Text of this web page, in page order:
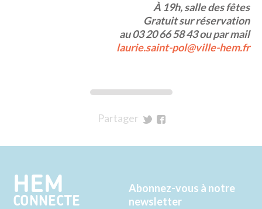
À 19h, salle des fêtes
Gratuit sur réservation
au 03 20 66 58 43 ou par mail
laurie.saint-pol@ville-hem.fr
Partager
Twitter
Facebook
HEM
CONNECTE
Abonnez-vous à notre
newsletter